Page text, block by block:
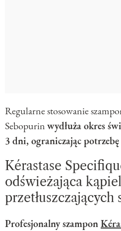
Regularne stosowanie
Sebopurinwydłuża okres
3 dni, ograniczając
Kérastase
odświeżająca
przetłuszczających
Profesjonalny szampon